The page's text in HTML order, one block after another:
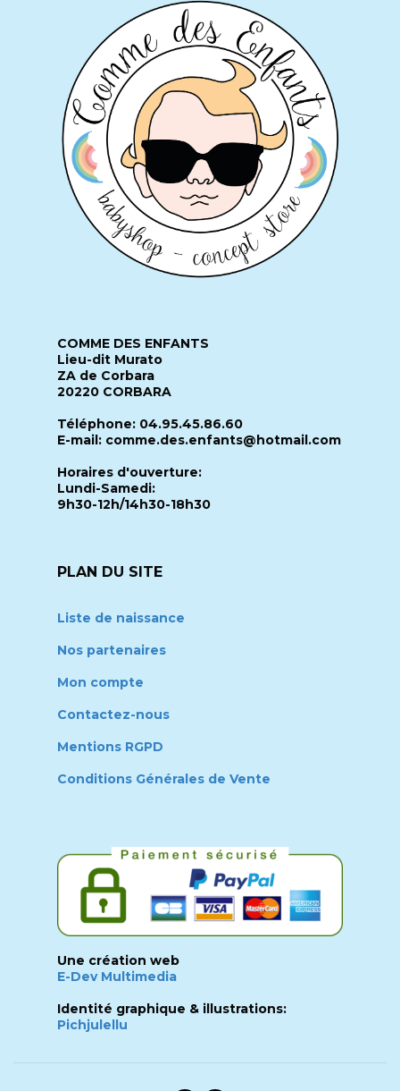
COMME DES ENFANTS
Lieu-dit Murato
ZA de Corbara
20220 CORBARA
Téléphone: 04.95.45.86.60
E-mail: comme.des.enfants@hotmail.com
Horaires d'ouverture:
Lundi-Samedi:
9h30-12h/14h30-18h30
PLAN DU SITE
Liste de naissance
Nos partenaires
Mon compte
Contactez-nous
Mentions RGPD
Conditions Générales de Vente
Une création web
E-Dev Multimedia
Identité graphique & illustrations:
Pichjulellu